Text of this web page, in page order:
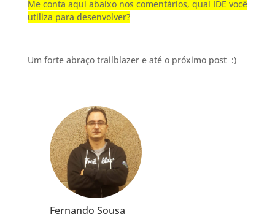
Me conta aqui abaixo nos comentários, qual IDE você
utiliza para desenvolver?
Um forte abraço trailblazer e até o próximo post :)
Fernando Sousa